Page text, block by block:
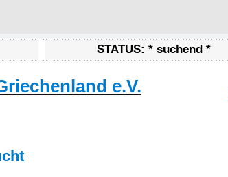
STATUS: * suchend *
e.V.